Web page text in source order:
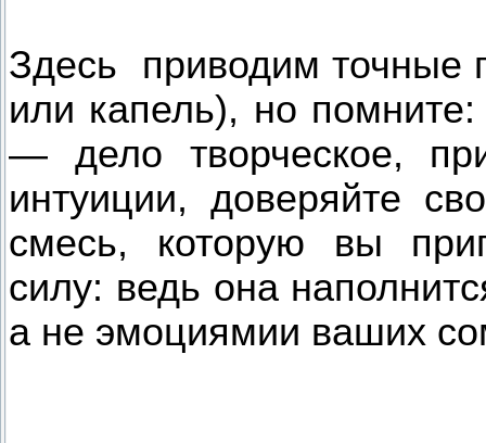
Здесь приводим точные
или капель), но
— дело творческое,
интуиции, доверяйте
смесь, которую вы
силу: ведь она
а не эмоциямии ваших